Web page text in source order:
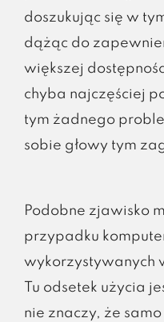
doszukując się w
dążąc do
większej
chyba najczęściej
tym żadnego
sobie głowy tym
Podobne zjawisko
przypadku
wykorzystywanych
Tu odsetek użycia
nie znaczy, że